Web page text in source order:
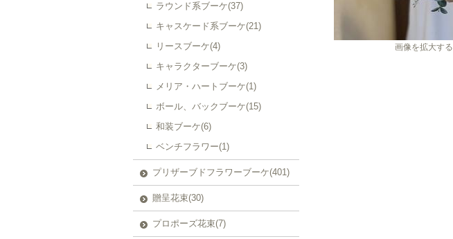
ラウンド系ブーケ(37)
キャスケード系ブーケ(21)
リースブーケ(4)
キャラクターブーケ(3)
メリア・ハートブーケ(1)
ボール、バックブーケ(15)
和装ブーケ(6)
ベンチフラワー(1)
プリザーブドフラワーブーケ(401)
贈呈花束(30)
プロポーズ花束(7)
画像を拡大する